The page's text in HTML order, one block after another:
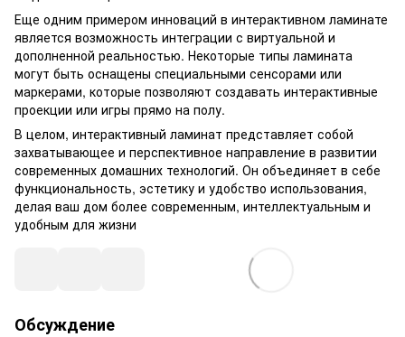
Еще одним примером инноваций в интерактивном ламинате
является возможность интеграции с виртуальной и
дополненной реальностью. Некоторые типы ламината
могут быть оснащены специальными сенсорами или
маркерами, которые позволяют создавать интерактивные
проекции или игры прямо на полу.
В целом, интерактивный ламинат представляет собой
захватывающее и перспективное направление в развитии
современных домашних технологий. Он объединяет в себе
функциональность, эстетику и удобство использования,
делая ваш дом более современным, интеллектуальным и
удобным для жизни
Обсуждение